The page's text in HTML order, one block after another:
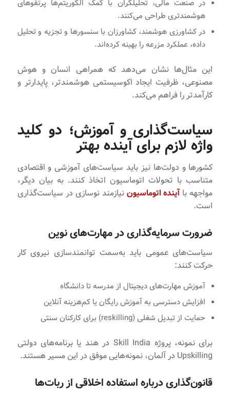
در صنعت مالی، تحلیلگران با کمک الگوریتم‌ها پرتفوهای
هوشمندتری طراحی می‌کنند.
در کشاورزی هوشمند، کشاورزان با سنسورها و تجزیه‌ و تحلیل
داده، عملکرد مزرعه را بهینه کرده‌اند.
این مثال‌ها نشان می‌دهد که همراهی انسان و هوش
مصنوعی، ظرفیت ایجاد اکوسیستمی هوشمندتر، پایدارتر و
کارآمدتر را فراهم می‌کند.
سیاست‌گذاری و آموزش؛ دو کلید
واژه لازم برای آینده بهتر
کشورها و دولت‌ها نیز باید سیاست‌های آموزشی و اقتصادی
متناسب با تحولات اتوماسیون اتخاذ کنند. به بیان دیگر،
مواجهه باآینده اتوماسیون نیازمند نوسازی در سیاست‌گذاری
است.
ضرورت سرمایه‌گذاری در مهارت‌های نوین
سیاست‌های عمومی باید به‌سمت توانمندسازی نیروی کار
حرکت کنند:
آموزش مهارت‌های دیجیتال از مدرسه تا دانشگاه
افزایش دسترسی به آموزش رایگان یا کم‌هزینه آنلاین
حمایت از تبدیل شغلی (reskilling) برای کارکنان سنتی
برای نمونه، پروژه Skill India در هند یا برنامه‌های دولتی
Upskilling در آلمان، نمونه‌هایی موفق در این مسیر هستند.
قانون‌گذاری درباره استفاده اخلاقی از ربات‌ها